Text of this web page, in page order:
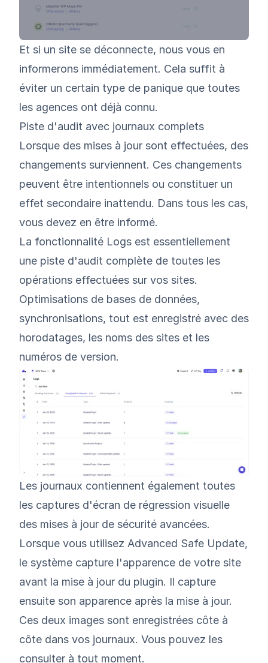
Et si un site se déconnecte, nous vous en
informerons immédiatement. Cela suffit à
éviter un certain type de panique que toutes
les agences ont déjà connu.
Piste d'audit avec journaux complets
Lorsque des mises à jour sont effectuées, des
changements surviennent. Ces changements
peuvent être intentionnels ou constituer un
effet secondaire inattendu. Dans tous les cas,
vous devez en être informé.
La fonctionnalité Logs est essentiellement
une piste d'audit complète de toutes les
opérations effectuées sur vos sites.
Optimisations de bases de données,
synchronisations, tout est enregistré avec des
horodatages, les noms des sites et les
numéros de version.
Les journaux contiennent également toutes
les captures d'écran de régression visuelle
des mises à jour de sécurité avancées.
Lorsque vous utilisez Advanced Safe Update,
le système capture l'apparence de votre site
avant la mise à jour du plugin. Il capture
ensuite son apparence après la mise à jour.
Ces deux images sont enregistrées côte à
côte dans vos journaux. Vous pouvez les
consulter à tout moment.